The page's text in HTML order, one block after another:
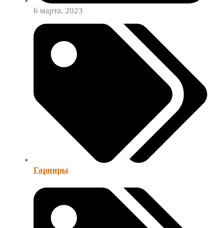
6 марта, 2023
Гарниры